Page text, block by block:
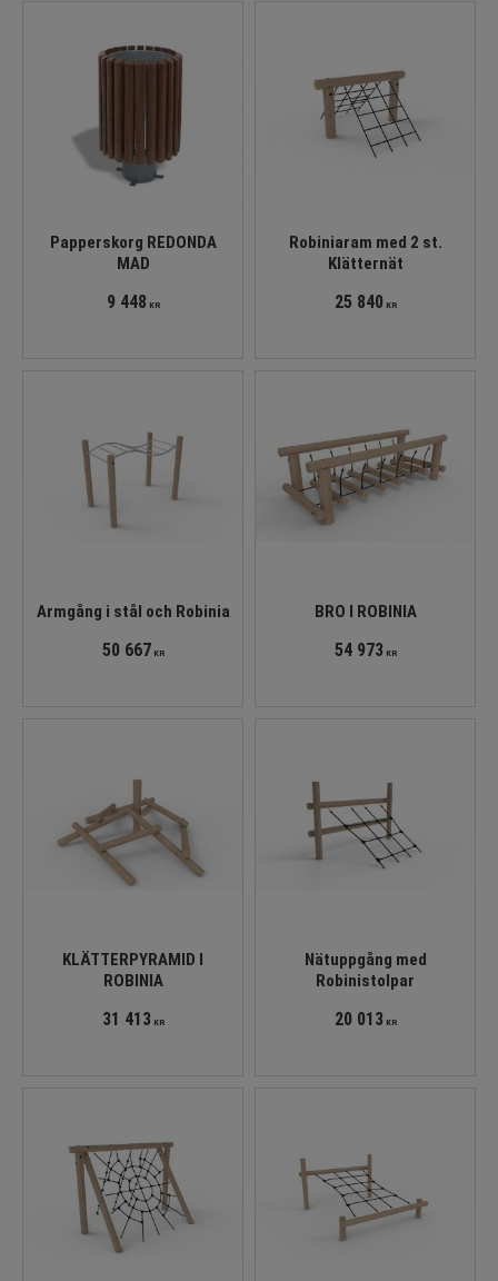
Papperskorg REDONDA
MAD
9 448 KR
Robiniaram med 2 st.
Klätternät
25 840KR
Armgång i stål och Robinia
50 667 KR
BRO I ROBINIA
54 973 KR
KLÄTTERPYRAMID I
ROBINIA
31 413 KR
Nätuppgång med
Robinistolpar
20 013 KR